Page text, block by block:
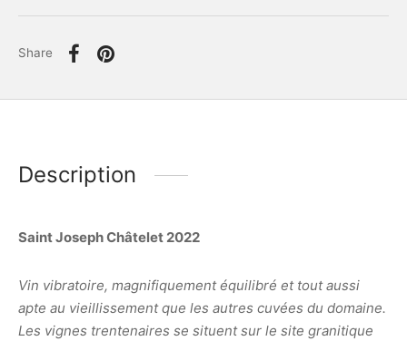
Share
Description
Saint Joseph Châtelet 2022
Vin vibratoire, magnifiquement équilibré et tout aussi
apte au vieillissement que les autres cuvées du domaine.
Les vignes trentenaires se situent sur le site granitique